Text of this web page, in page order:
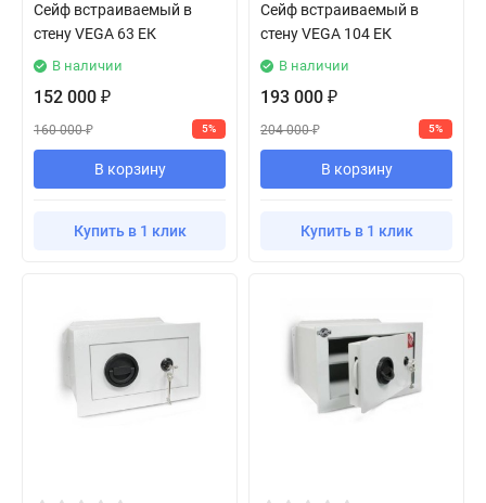
Сейф встраиваемый в
стену VEGA 63 ЕК
В наличии
152 000 ₽
160 000₽ 5%
В корзину
Купить в 1 клик
Сейф встраиваемый в
стену VEGA 104 ЕК
В наличии
193 000 ₽
204 000₽ 5%
В корзину
Купить в 1 клик